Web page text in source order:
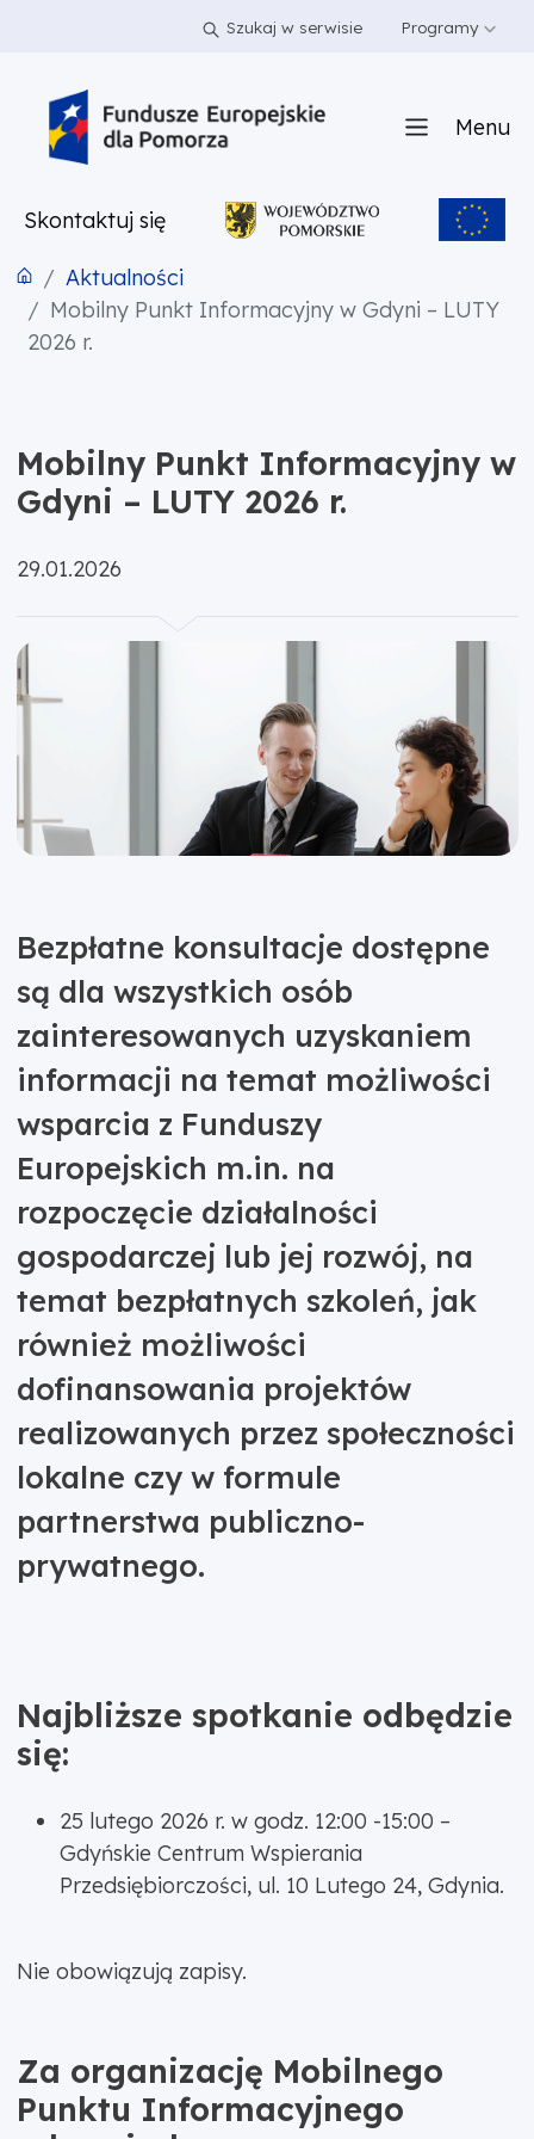
PRZEJDŹ DO TREŚCI Szukaj w serwisie Programy
Menu
Skontaktuj się
Aktualności
Mobilny Punkt Informacyjny w Gdyni – LUTY
2026 r.
Mobilny Punkt Informacyjny w
Gdyni – LUTY 2026 r.
Opublikowano:
29.01.2026
Bezpłatne konsultacje dostępne
są dla wszystkich osób
zainteresowanych uzyskaniem
informacji na temat możliwości
wsparcia z Funduszy
Europejskich m.in. na
rozpoczęcie działalności
gospodarczej lub jej rozwój, na
temat bezpłatnych szkoleń, jak
również możliwości
dofinansowania projektów
realizowanych przez społeczności
lokalne czy w formule
partnerstwa publiczno-
prywatnego.
Najbliższe spotkanie odbędzie
się:
25 lutego 2026 r. w godz. 12:00 -15:00 –
Gdyńskie Centrum Wspierania
Przedsiębiorczości, ul. 10 Lutego 24, Gdynia.
Nie obowiązują zapisy.
Za organizację Mobilnego
Punktu Informacyjnego